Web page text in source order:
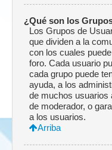
¿Qué son los
Los Grupos de
que dividen a la
con los cuales
foro. Cada usuario
cada grupo puede
ayuda, a los
de muchos usuarios
de moderador, o
a los usuarios.
Arriba